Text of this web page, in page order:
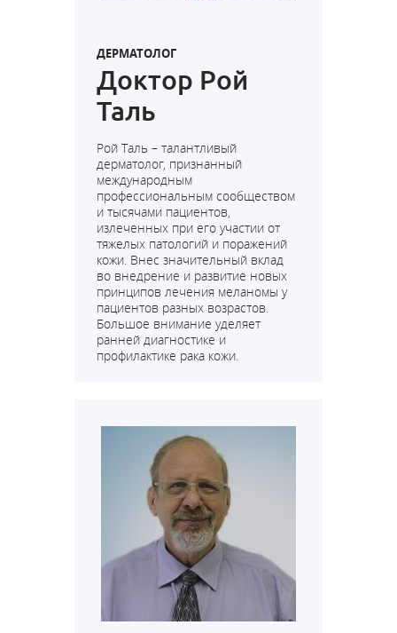
ДЕРМАТОЛОГ
Доктор Рой
Таль
Рой Таль – талантливый
дерматолог, признанный
международным
профессиональным сообществом
и тысячами пациентов,
излеченных при его участии от
тяжелых патологий и поражений
кожи. Внес значительный вклад
во внедрение и развитие новых
принципов лечения меланомы у
пациентов разных возрастов.
Большое внимание уделяет
ранней диагностике и
профилактике рака кожи.